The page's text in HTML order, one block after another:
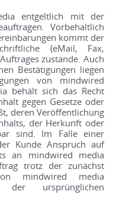
entgeltlich mit der
Vorbehaltlich
kommt der
(eMail, Fax,
zustande. Auch
Bestätigungen liegen
von mindwired
behält sich das Recht
gegen Gesetze oder
deren Veröffentlichung
der Herkunft oder
sind. Im Falle einer
Kunde Anspruch auf
an mindwired media
trotz der zunächst
mindwired media
ursprünglichen